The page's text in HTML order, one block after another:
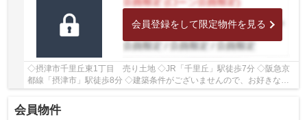
会員登録をして限定物件を見る
◇摂津市千里丘東1丁目 売り土地 ◇JR「千里丘」駅徒歩7分 ◇阪急京
都線「摂津市」駅徒歩8分 ◇建築条件がございませんので、お好きなハ
ウスメーカー・工務店にて建築いただけます ◇土地...
会員物件